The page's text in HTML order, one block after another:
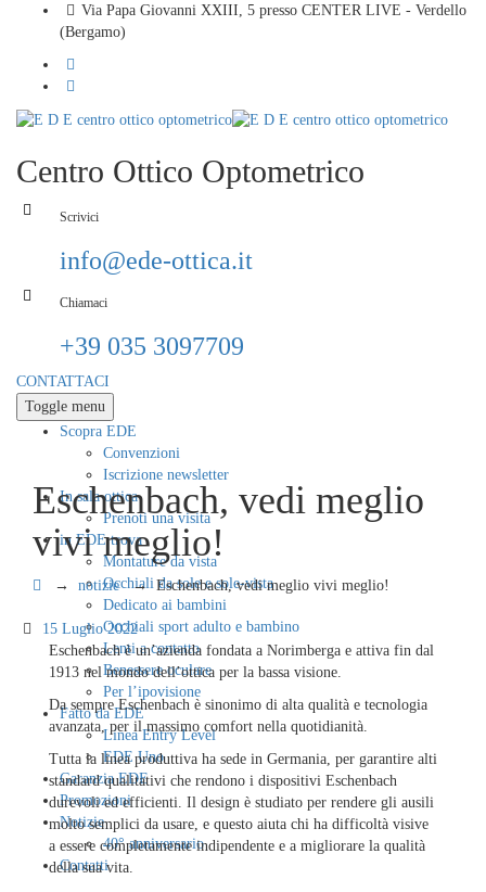
Via Papa Giovanni XXIII, 5 presso CENTER LIVE - Verdello
(Bergamo)
Centro Ottico Optometrico
Scrivici
info@ede-ottica.it
Chiamaci
+39 035 3097709
CONTATTACI
Toggle menu
Scopra EDE
Convenzioni
Iscrizione newsletter
In sala ottica
Prenoti una visita
in EDE trova
Montature da vista
Occhiali da sole e sole-vista
Dedicato ai bambini
Occhiali sport adulto e bambino
Lenti a contatto
Benessere oculare
Per l’ipovisione
Fatto da EDE
Linea Entry Level
EDE Uno
Garanzia EDE
Promozioni
Notizie
40° anniversario
Contatti
Eschenbach, vedi meglio
vivi meglio!
→ notizie→Eschenbach, vedi meglio vivi meglio!
Posted
on
15 Luglio 2022
Eschenbach è un’azienda fondata a Norimberga e attiva fin dal
1913 nel mondo dell’ottica per la bassa visione.
Da sempre Eschenbach è sinonimo di alta qualità e tecnologia
avanzata, per il massimo comfort nella quotidianità.
Tutta la linea produttiva ha sede in Germania, per garantire alti
standard qualitativi che rendono i dispositivi Eschenbach
durevoli ed efficienti. Il design è studiato per rendere gli ausili
molto semplici da usare, e questo aiuta chi ha difficoltà visive
a essere completamente indipendente e a migliorare la qualità
della sua vita.